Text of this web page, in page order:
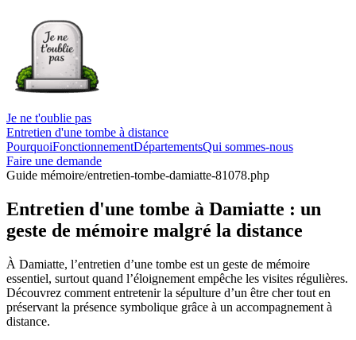
Je ne t'oublie pas
Entretien d'une tombe à distance
PourquoiFonctionnementDépartementsQui sommes-nous
Faire une demande
Guide mémoire/entretien-tombe-damiatte-81078.php
Entretien d'une tombe à Damiatte : un
geste de mémoire malgré la distance
À Damiatte, l’entretien d’une tombe est un geste de mémoire
essentiel, surtout quand l’éloignement empêche les visites régulières.
Découvrez comment entretenir la sépulture d’un être cher tout en
préservant la présence symbolique grâce à un accompagnement à
distance.